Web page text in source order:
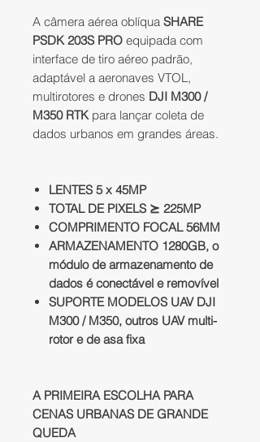
A câmera aérea oblíqua SHARE
PSDK 203S PRO equipada com
interface de tiro aéreo padrão,
adaptável a aeronaves VTOL,
multirotores e drones DJI M300 /
M350 RTKpara lançar coleta de
dados urbanos em grandes áreas.
LENTES 5 x 45MP
TOTAL DE PIXELS ⪰ 225MP
COMPRIMENTO FOCAL 56MM
ARMAZENAMENTO 1280GB, o
módulo de armazenamento de
dados é conectável e removível
SUPORTE MODELOS UAV DJI
M300 / M350, outros UAV multi-
rotor e de asa fixa
A PRIMEIRA ESCOLHA PARA
CENAS URBANAS DE GRANDE
QUEDA